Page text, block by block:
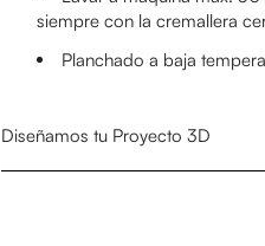
siempre con la cremallera
Planchado a baja
Diseñamos tu Proyecto 3D